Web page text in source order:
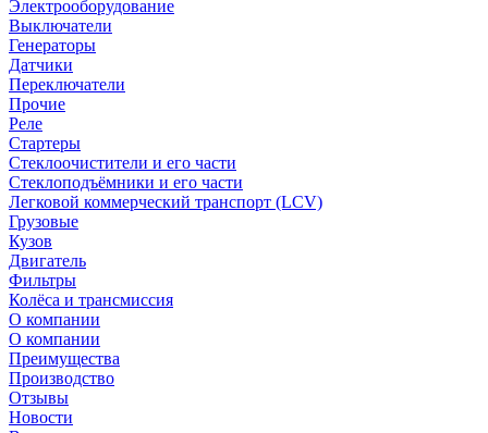
Электрооборудование
Выключатели
Генераторы
Датчики
Переключатели
Прочие
Реле
Стартеры
Стеклоочистители и его части
Стеклоподъёмники и его части
Легковой коммерческий транспорт (LCV)
Грузовые
Кузов
Двигатель
Фильтры
Колёса и трансмиссия
О компании
О компании
Преимущества
Производство
Отзывы
Новости